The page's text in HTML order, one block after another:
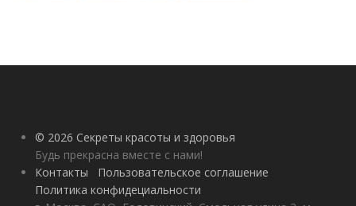
© 2026 Секреты красоты и здоровья
Будь прекрасна вместе с нами!
Контакты
Пользовательское соглашение
Политика конфидециальности